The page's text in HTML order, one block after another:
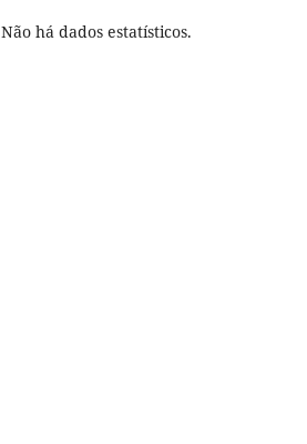
Não há dados estatísticos.